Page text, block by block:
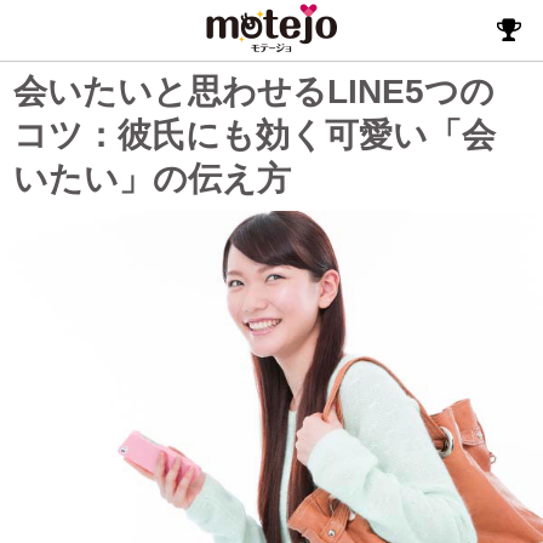
会いたいと思わせるLINE5つの
コツ：彼氏にも効く可愛い「会
いたい」の伝え方